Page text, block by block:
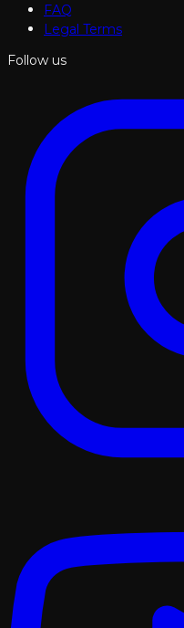
FAQ
Legal Terms
Follow us